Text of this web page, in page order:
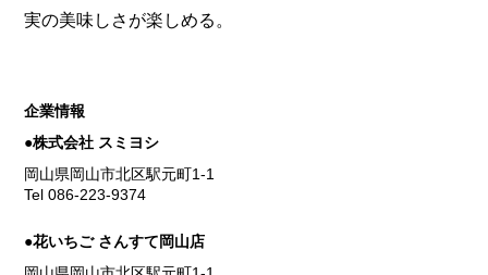
実の美味しさが楽しめる。
企業情報
●株式会社 スミヨシ
岡山県岡山市北区駅元町1-1
Tel 086-223-9374
●花いちご さんすて岡山店